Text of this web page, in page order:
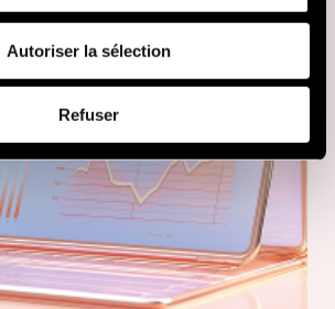
collectées lors de votre utilisation
(cookies tiers).
contacter et comment nous traitons
des données à caractère
Autoriser la sélection
Refuser